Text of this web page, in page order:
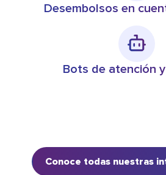
Desembolsos en
Bots de atención
Conoce todas nuestras